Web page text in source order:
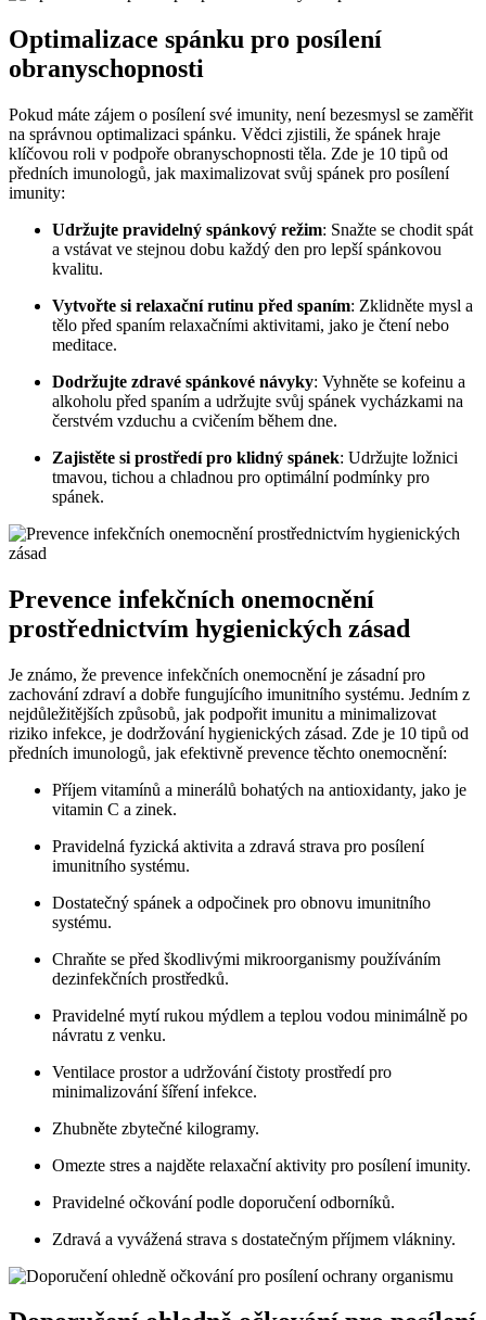
Optimalizace spánku pro posílení
obranyschopnosti
Pokud máte zájem o posílení své imunity, není bezesmysl se zaměřit
na správnou optimalizaci spánku. Vědci zjistili, že spánek hraje
klíčovou roli v podpoře obranyschopnosti těla. Zde je 10 tipů od
předních imunologů, jak maximalizovat svůj spánek pro posílení
imunity:
Udržujte pravidelný spánkový režim: Snažte se chodit spát
a vstávat ve stejnou dobu každý den pro lepší spánkovou
kvalitu.
Vytvořte si relaxační rutinu před spaním: Zklidněte mysl a
tělo před spaním relaxačními aktivitami, jako je čtení nebo
meditace.
Dodržujte zdravé spánkové návyky: Vyhněte se kofeinu a
alkoholu před spaním a udržujte svůj spánek vycházkami na
čerstvém vzduchu a cvičením během dne.
Zajistěte si prostředí pro klidný spánek: Udržujte ložnici
tmavou, tichou a chladnou pro optimální podmínky pro
spánek.
Prevence infekčních onemocnění
prostřednictvím hygienických zásad
Je známo, že prevence infekčních onemocnění je zásadní pro
zachování zdraví a dobře fungujícího imunitního systému. Jedním z
nejdůležitějších způsobů, jak podpořit imunitu a minimalizovat
riziko infekce, je dodržování hygienických zásad. Zde je 10 tipů od
předních imunologů, jak efektivně prevence těchto onemocnění:
Příjem vitamínů a minerálů bohatých na antioxidanty, jako je
vitamin C a zinek.
Pravidelná fyzická aktivita a zdravá strava pro posílení
imunitního systému.
Dostatečný spánek a odpočinek pro obnovu imunitního
systému.
Chraňte se před škodlivými mikroorganismy používáním
dezinfekčních prostředků.
Pravidelné mytí rukou mýdlem a teplou vodou minimálně po
návratu z venku.
Ventilace prostor a udržování čistoty prostředí pro
minimalizování šíření infekce.
Zhubněte zbytečné kilogramy.
Omezte stres a najděte relaxační aktivity pro posílení imunity.
Pravidelné očkování podle doporučení odborníků.
Zdravá a vyvážená strava s dostatečným příjmem vlákniny.